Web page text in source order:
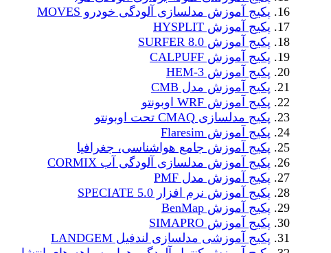
پکیج آموزش مدلسازی آلودگی خودرو MOVES
پکیج آموزش HYSPLIT
پکیج آموزش SURFER 8.0
پکیج آموزش CALPUFF
پکیج آموزش HEM-3
پکیج آموزش مدل CMB
پکیج آموزش WRF اوبونتو
پکیج مدلسازی CMAQ تحت اوبونتو
پکیج آموزش Flaresim
پکیج آموزش جامع هواشناسی، جغرافیا
پکیج آموزش مدلسازی آلودگی آب CORMIX
پکیج آموزش مدل PMF
پکیج آموزش نرم افزار SPECIATE 5.0
پکیج آموزش BenMap
پکیج آموزش SIMAPRO
پکیج آموزشی مدلسازی لندفیل LANDGEM